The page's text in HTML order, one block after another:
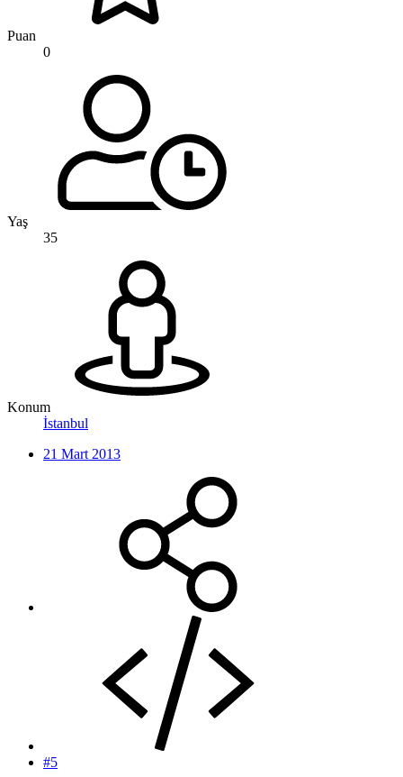
Puan
0
Yaş
35
Konum
İstanbul
21 Mart 2013
#5